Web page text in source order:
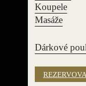
Koupele
Masáže
Dárkové